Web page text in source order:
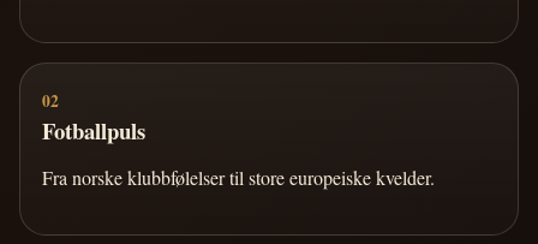
02
Fotballpuls
Fra norske klubbfølelser til store europeiske kvelder.